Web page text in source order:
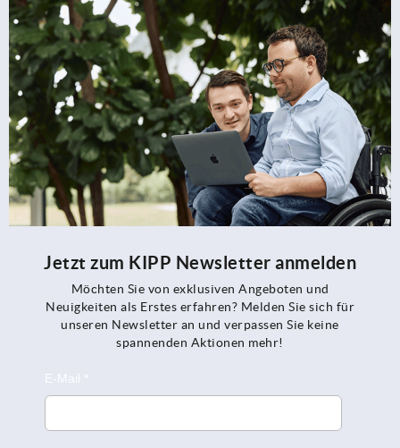
Jetzt zum KIPP Newsletter anmelden
Möchten Sie von exklusiven Angeboten und
Neuigkeiten als Erstes erfahren? Melden Sie sich für
unseren Newsletter an und verpassen Sie keine
spannenden Aktionen mehr!